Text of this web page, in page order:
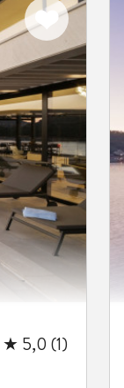
★ 5,0 (1)